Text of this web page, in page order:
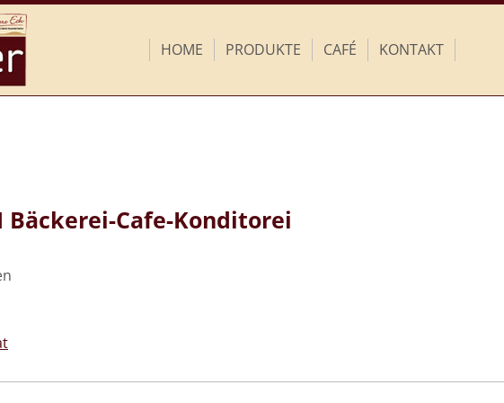
HOME PRODUKTE CAFÉ KONTAKT
Bäckerei-Cafe-Konditorei